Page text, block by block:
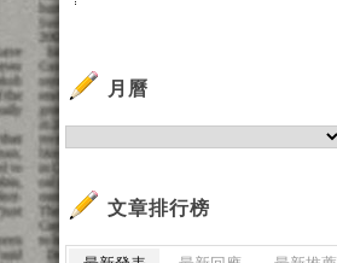
月曆
文章排行榜